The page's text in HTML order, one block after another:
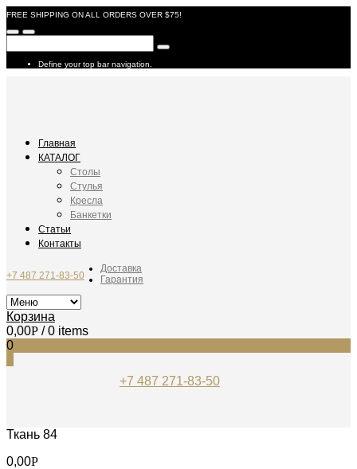
FREE SHIPPING ON ALL ORDERS OVER $75!
Define your top bar navigation.
Главная
КАТАЛОГ
Столы
Стулья
Кресла
Банкетки
Статьи
Контакты
+7 487 271-83-50
Доставка
Гарантия
Корзина
0,00Р / 0 items
0
+7 487 271-83-50
Ткань 84
0,00Р